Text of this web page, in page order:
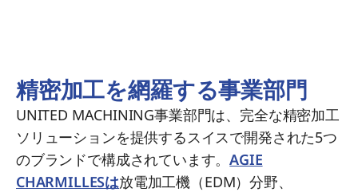
精密加工を網羅する事業部門
UNITED MACHINING事業部門は、完全な精密加工
ソリューションを提供するスイスで開発された5つ
のブランドで構成されています。AGIE
CHARMILLESは放電加工機（EDM）分野、